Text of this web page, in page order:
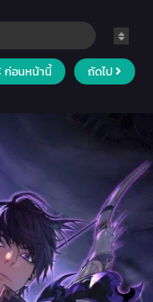
ก่อนหน้านี้ ถัดไป